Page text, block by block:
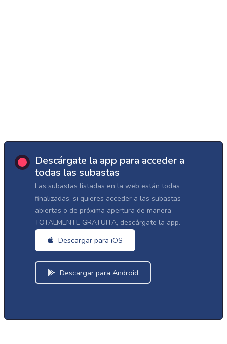
Descárgate la app para acceder a
todas las subastas
Las subastas listadas en la web están todas
finalizadas, si quieres acceder a las subastas
abiertas o de próxima apertura de manera
TOTALMENTE GRATUITA, descárgate la app.
Descargar para iOS
Descargar para Android